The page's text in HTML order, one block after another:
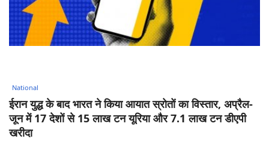
ईरान युद्ध के बाद भारत ने किया आयात स्रोतों का विस्तार, अप्रैल-
जून में 17 देशों से 15 लाख टन यूरिया और 7.1 लाख टन डीएपी
खरीदा
National